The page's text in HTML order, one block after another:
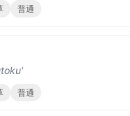
普通
普通